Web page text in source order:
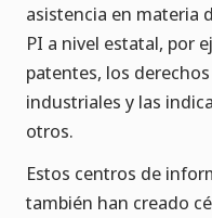
asistencia en materia
PI a nivel estatal, por
patentes, los
industriales y las
otros.
Estos centros de
también han creado